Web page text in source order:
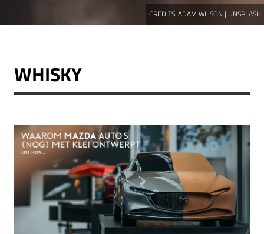
CREDITS:ADAM WILSON | UNSPLASH
WHISKY